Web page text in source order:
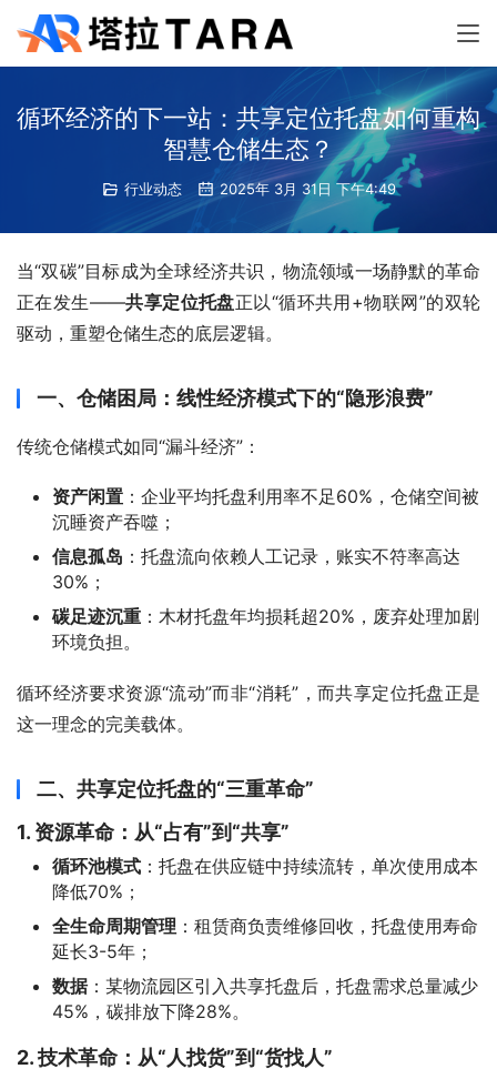
循环经济的下一站：共享定位托盘如何重构
智慧仓储生态？
行业动态 2025年 3月 31日 下午4:49
当“双碳”目标成为全球经济共识，物流领域一场静默的革命
正在发生——共享定位托盘正以“循环共用+物联网”的双轮
驱动，重塑仓储生态的底层逻辑。
一、仓储困局：线性经济模式下的“隐形浪费”
传统仓储模式如同“漏斗经济”：
资产闲置 ：企业平均托盘利用率不足60%，仓储空间被
沉睡资产吞噬；
信息孤岛 ：托盘流向依赖人工记录，账实不符率高达
30%；
碳足迹沉重 ：木材托盘年均损耗超20%，废弃处理加剧
环境负担。
循环经济要求资源“流动”而非“消耗”，而共享定位托盘正是
这一理念的完美载体。
二、共享定位托盘的“三重革命”
1. 资源革命：从“占有”到“共享”
循环池模式 ：托盘在供应链中持续流转，单次使用成本
降低70%；
全生命周期管理 ：租赁商负责维修回收，托盘使用寿命
延长3-5年；
数据：某物流园区引入共享托盘后，托盘需求总量减少
45%，碳排放下降28%。
2. 技术革命：从“人找货”到“货找人”